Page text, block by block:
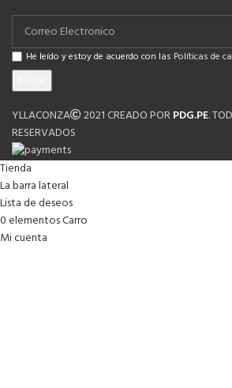
He leído y estoy de acuerdo con las Políticas de
YLLACONZA 2021 CREADO PORPDG.PE.
RESERVADOS
Tienda
La barra lateral
Lista de deseos
0elementosCarro
Mi cuenta